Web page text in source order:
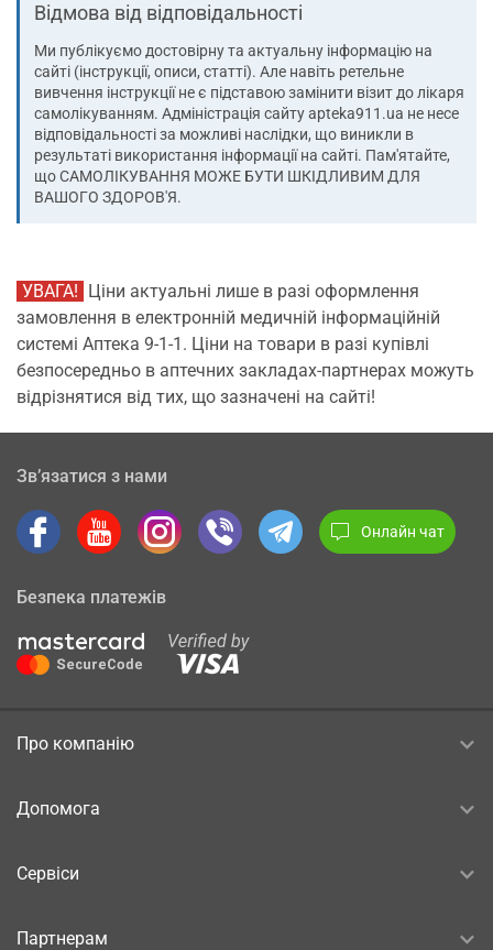
Відмова від відповідальності
Ми публікуємо достовірну та актуальну інформацію на
сайті (інструкції, описи, статті). Але навіть ретельне
вивчення інструкції не є підставою замінити візит до лікаря
самолікуванням. Адміністрація сайту apteka911.ua не несе
відповідальності за можливі наслідки, що виникли в
результаті використання інформації на сайті. Пам'ятайте,
що САМОЛІКУВАННЯ МОЖЕ БУТИ ШКІДЛИВИМ ДЛЯ
ВАШОГО ЗДОРОВ'Я.
УВАГА! Ціни актуальні лише в разі оформлення
замовлення в електронній медичній інформаційній
системі Аптека 9-1-1. Ціни на товари в разі купівлі
безпосередньо в аптечних закладах-партнерах можуть
відрізнятися від тих, що зазначені на сайті!
Зв’язатися з нами
Онлайн чат
Безпека платежів
Про компанію
Допомога
Сервіси
Партнерам